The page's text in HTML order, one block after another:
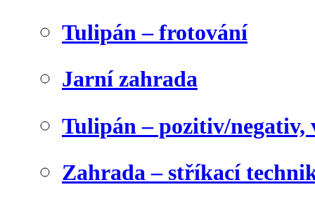
Tulipán – frotování
Jarní zahrada
Tulipán – pozitiv/negativ,
Zahrada – stříkací